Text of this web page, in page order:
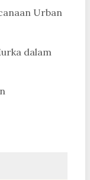
Urban
dalam